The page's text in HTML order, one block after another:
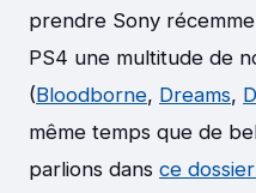
prendre Sony
PS4 une multitude de
(Bloodborne, Dreams,
même temps que de
parlions dans ce dossier